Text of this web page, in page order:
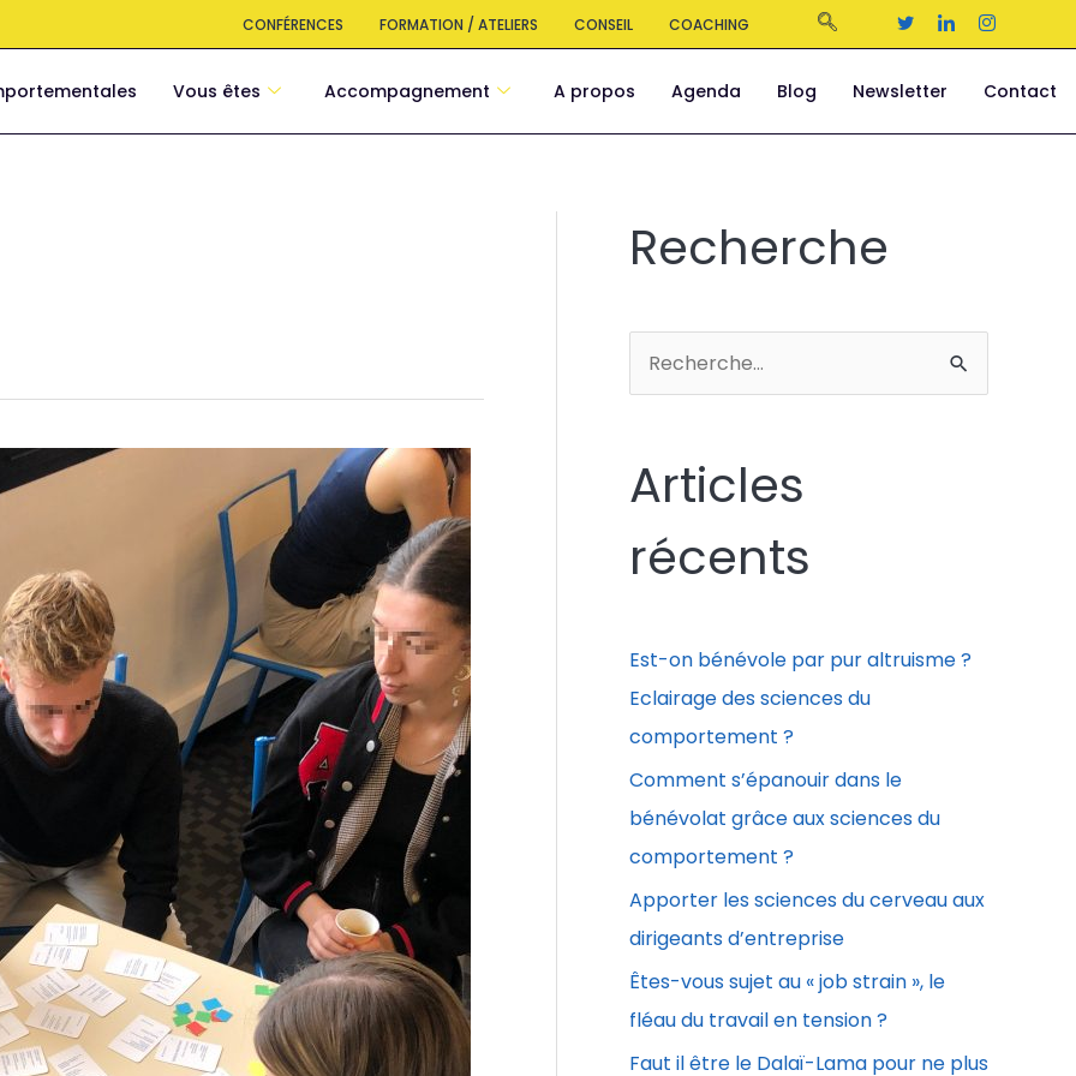
CONFÉRENCES FORMATION / ATELIERS CONSEIL COACHING
Vous êtes Accompagnement A propos Agenda Blog Newsletter Contact
Recherche
h
e
r
:
Articles
récents
Est-on bénévole par pur altruisme ?
Eclairage des sciences du
comportement ?
Comment s’épanouir dans le
bénévolat grâce aux sciences du
comportement ?
Apporter les sciences du cerveau aux
dirigeants d’entreprise
Êtes-vous sujet au « job strain », le
fléau du travail en tension ?
Faut il être le Dalaï-Lama pour ne plus